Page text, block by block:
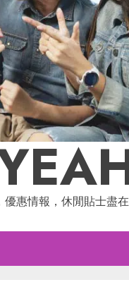
惠情報，休閒貼士盡